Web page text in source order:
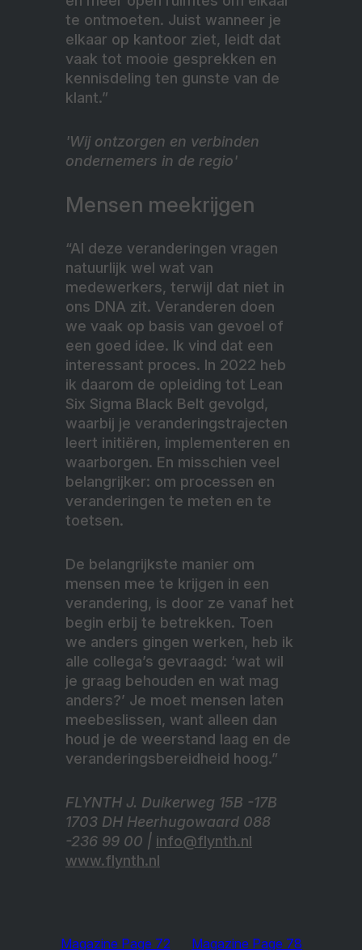
te ontmoeten. Juist wanneer je
elkaar op kantoor ziet, leidt dat
vaak tot mooie gesprekken en
kennisdeling ten gunste van de
klant.”
'Wij ontzorgen en verbinden
ondernemers in de regio'
Mensen meekrijgen
“Al deze veranderingen vragen
natuurlijk wel wat van
medewerkers, terwijl dat niet in
ons DNA zit. Veranderen doen
we vaak op basis van gevoel of
een goed idee. Ik vind dat een
interessant proces. In 2022 heb
ik daarom de opleiding tot Lean
Six Sigma Black Belt gevolgd,
waarbij je veranderingstrajecten
leert initiëren, implementeren en
waarborgen. En misschien veel
belangrijker: om processen en
veranderingen te meten en te
toetsen.
De belangrijkste manier om
mensen mee te krijgen in een
verandering, is door ze vanaf het
begin erbij te betrekken. Toen
we anders gingen werken, heb ik
alle collega’s gevraagd: ‘wat wil
je graag behouden en wat mag
anders?’ Je moet mensen laten
meebeslissen, want alleen dan
houd je de weerstand laag en de
veranderingsbereidheid hoog.”
FLYNTH J. Duikerweg 15B -17B
1703 DH Heerhugowaard 088
-236 99 00 | info@flynth.nl
www.flynth.nl
Magazine Page 72 Magazine Page 78